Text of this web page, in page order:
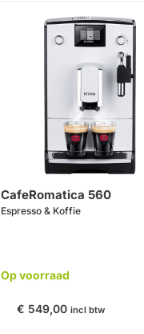
CafeRomatica 560
Espresso & Koffie
Op voorraad
€ 549,00 incl btw